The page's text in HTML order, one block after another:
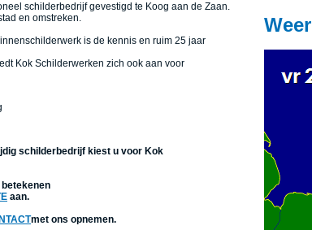
Weer
schilderbedrijf gevestigd te Koog aan de Zaan.
en omstreken.
is de kennis en ruim 25 jaar
Kok Schilderwerken zich ook aan voor
schilderbedrijf kiest u voor Kok
aan.
met ons opnemen.